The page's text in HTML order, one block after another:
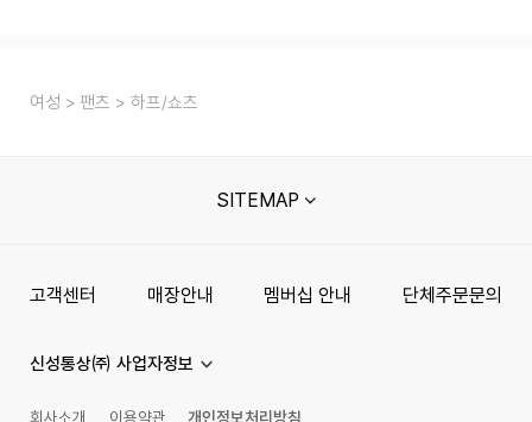
여성 팬츠 하프/쇼츠
SITEMAP
고객센터 매장안내 멤버십 안내 단체주문문의
신성통상㈜ 사업자정보
회사소개 이용약관 개인정보처리방침